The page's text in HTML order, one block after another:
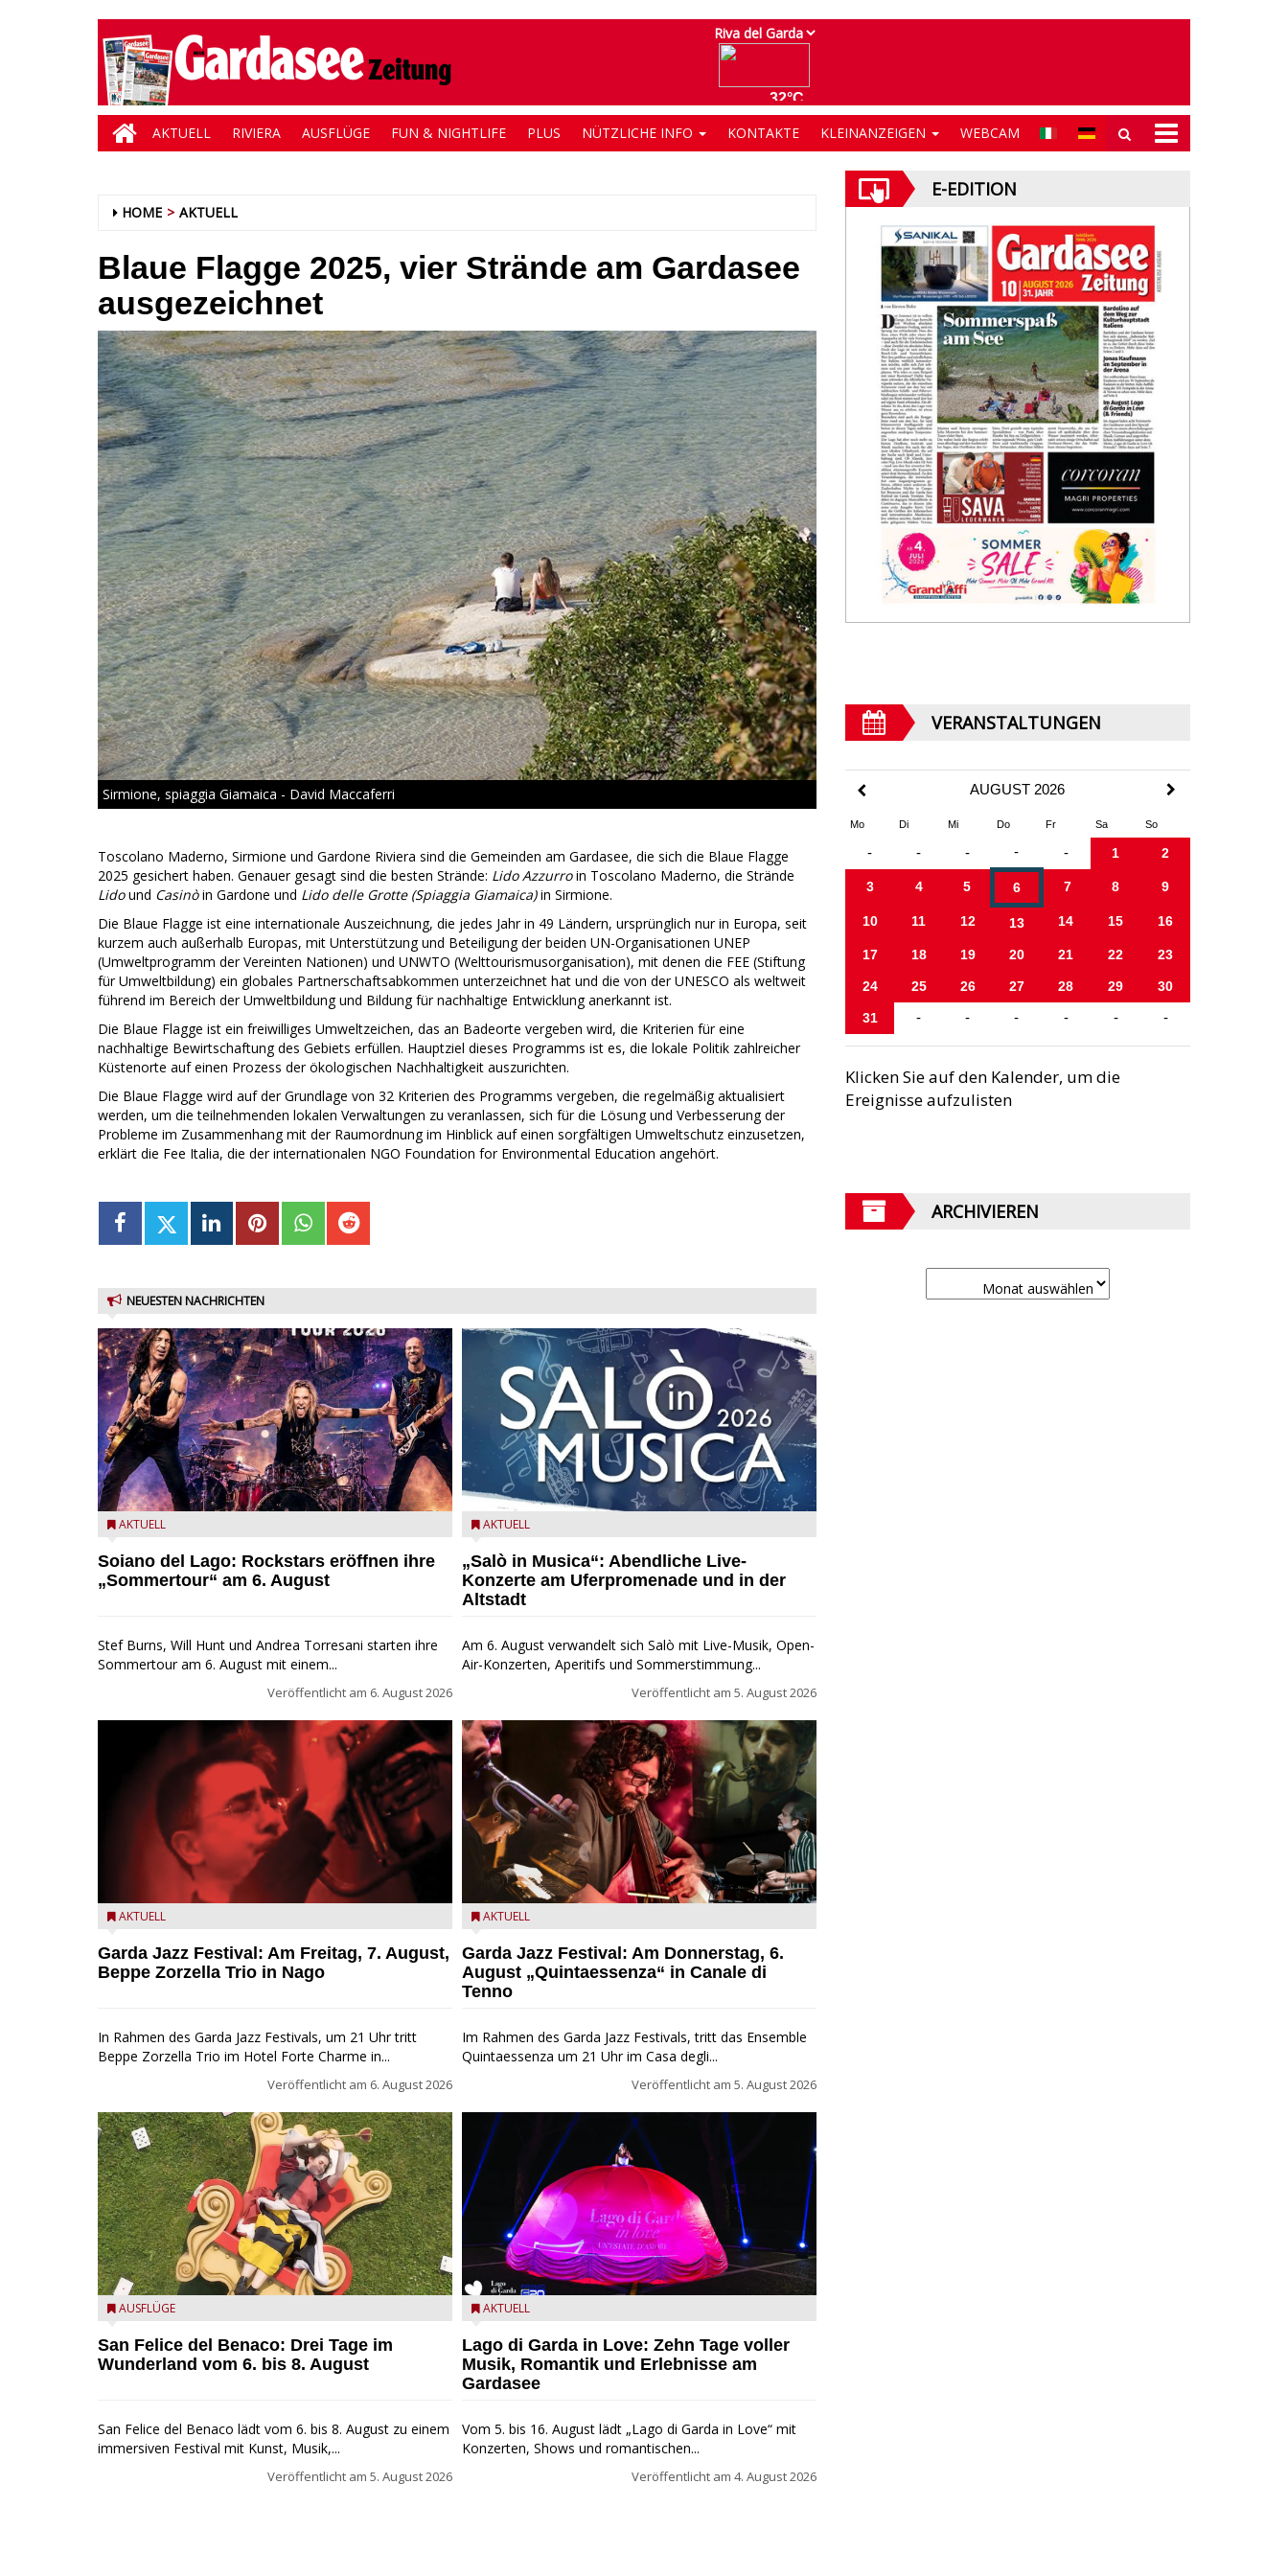
AKTUELL RIVIERA AUSFLÜGE FUN & NIGHTLIFE PLUS NÜTZLICHE INFO KONTAKTE KLEINANZEIGEN WEBCAM
HOME AKTUELL
Blaue Flagge 2025, vier Strände am Gardasee
ausgezeichnet
Sirmione, spiaggia Giamaica - David Maccaferri
Toscolano Maderno, Sirmione und Gardone Riviera sind die Gemeinden am Gardasee, die sich die Blaue Flagge
2025 gesichert haben. Genauer gesagt sind die besten Strände: Lido Azzurroin Toscolano Maderno, die Strände
Lidound Casinòin Gardone und Lido delle Grotte (Spiaggia Giamaica)in Sirmione.
Die Blaue Flagge ist eine internationale Auszeichnung, die jedes Jahr in 49 Ländern, ursprünglich nur in Europa, seit
kurzem auch außerhalb Europas, mit Unterstützung und Beteiligung der beiden UN-Organisationen UNEP
(Umweltprogramm der Vereinten Nationen) und UNWTO (Welttourismusorganisation), mit denen die FEE (Stiftung
für Umweltbildung) ein globales Partnerschaftsabkommen unterzeichnet hat und die von der UNESCO als weltweit
führend im Bereich der Umweltbildung und Bildung für nachhaltige Entwicklung anerkannt ist.
Die Blaue Flagge ist ein freiwilliges Umweltzeichen, das an Badeorte vergeben wird, die Kriterien für eine
nachhaltige Bewirtschaftung des Gebiets erfüllen. Hauptziel dieses Programms ist es, die lokale Politik zahlreicher
Küstenorte auf einen Prozess der ökologischen Nachhaltigkeit auszurichten.
Die Blaue Flagge wird auf der Grundlage von 32 Kriterien des Programms vergeben, die regelmäßig aktualisiert
werden, um die teilnehmenden lokalen Verwaltungen zu veranlassen, sich für die Lösung und Verbesserung der
Probleme im Zusammenhang mit der Raumordnung im Hinblick auf einen sorgfältigen Umweltschutz einzusetzen,
erklärt die Fee Italia, die der internationalen NGO Foundation for Environmental Education angehört.
NEUESTEN NACHRICHTEN
Stef Burns, Will Hunt und Andrea Torresani im Summer
AKTUELL
Soiano del Lago: Rockstars eröffnen ihre
„Sommertour“ am 6. August
Stef Burns, Will Hunt und Andrea Torresani starten ihre
Sommertour am 6. August mit einem...
Veröffentlicht am 6. August 2026
Beppe Zorzella Trio zu Gast beim Garda Jazz Festival
AKTUELL
Garda Jazz Festival: Am Freitag, 7. August,
Beppe Zorzella Trio in Nago
In Rahmen des Garda Jazz Festivals, um 21 Uhr tritt
Beppe Zorzella Trio im Hotel Forte Charme in...
Veröffentlicht am 6. August 2026
San Felice del Benaco: Drei Tage im Wunderland
AUSFLÜGE
San Felice del Benaco: Drei Tage im
Wunderland vom 6. bis 8. August
San Felice del Benaco lädt vom 6. bis 8. August zu einem
immersiven Festival mit Kunst, Musik,...
Veröffentlicht am 5. August 2026
Salò in Musica 2026
AKTUELL
„Salò in Musica“: Abendliche Live-
Konzerte am Uferpromenade und in der
Altstadt
Am 6. August verwandelt sich Salò mit Live-Musik, Open-
Air-Konzerten, Aperitifs und Sommerstimmung...
Veröffentlicht am 5. August 2026
Das Ensemble Quintaessenza zu Gast beim Garda Jazz
AKTUELL
Garda Jazz Festival: Am Donnerstag, 6.
August „Quintaessenza“ in Canale di
Tenno
Im Rahmen des Garda Jazz Festivals, tritt das Ensemble
Quintaessenza um 21 Uhr im Casa degli...
Veröffentlicht am 5. August 2026
Lago di Garda in Love
AKTUELL
Lago di Garda in Love: Zehn Tage voller
Musik, Romantik und Erlebnisse am
Gardasee
Vom 5. bis 16. August lädt „Lago di Garda in Love“ mit
Konzerten, Shows und romantischen...
Veröffentlicht am 4. August 2026
E-EDITION
VERANSTALTUNGEN
AUGUST 2026
Mo Di Mi Do Fr Sa So
- - - - - 1 2
3 4 5 6 7 8 9
10 11 12 13 14 15 16
17 18 19 20 21 22 23
24 25 26 27 28 29 30
31 - - - - - -
Klicken Sie auf den Kalender, um die
Ereignisse aufzulisten
ARCHIVIEREN